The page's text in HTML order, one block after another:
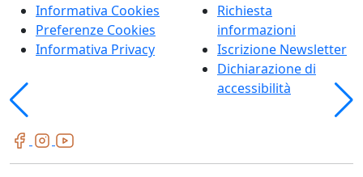
Informativa Cookies
Preferenze Cookies
Informativa Privacy
Richiesta
informazioni
Iscrizione Newsletter
Dichiarazione di
accessibilità